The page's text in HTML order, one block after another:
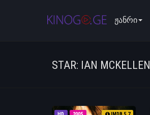
ჟანრი
STAR: IAN MCKELLEN